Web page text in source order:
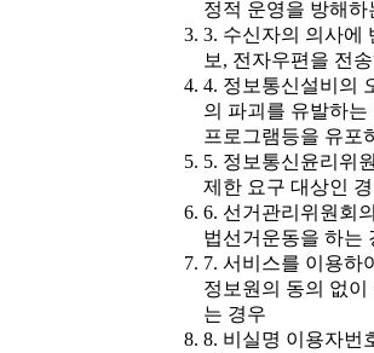
정적 운영을 방해하
3. 수신자의 의사에
보, 전자우편을 전
4. 정보통신설비의
의 파괴를 유발하
프로그램등을 유포
5. 정보통신윤리위
제한 요구 대상인
6. 선거관리위원회
법선거운동을 하는
7. 서비스를 이용하
정보원의 동의 없
는 경우
8. 비실명 이용자번